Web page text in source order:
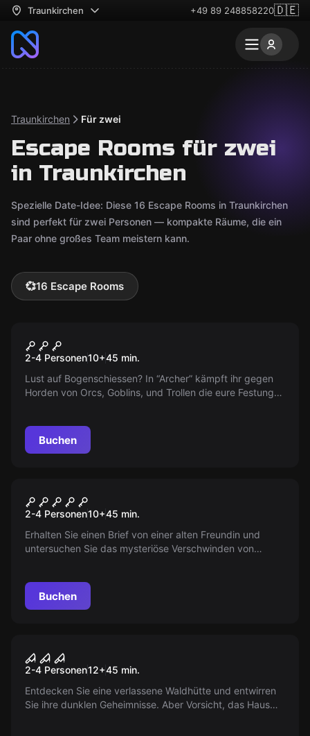
Traunkirchen +49 89 248858220🇩🇪
Traunkirchen Für zwei
Escape Rooms für zwei
in Traunkirchen
Spezielle Date-Idee: Diese 16 Escape Rooms in Traunkirchen
sind perfekt für zwei Personen — kompakte Räume, die ein
Paar ohne großes Team meistern kann.
💞16 Escape Rooms
Archer VR
2-4 Personen10+45 min.
Lust auf Bogenschiessen? In “Archer” kämpft ihr gegen
Horden von Orcs, Goblins, und Trollen die eure Festung
Buchen
Sanctum VR
2-4 Personen10+45 min.
Erhalten Sie einen Brief von einer alten Freundin und
untersuchen Sie das mysteriöse Verschwinden von
der Welt!
Buchen
House of Fear VR
2-4 Personen12+45 min.
Entdecken Sie eine verlassene Waldhütte und entwirren
Sie ihre dunklen Geheimnisse. Aber Vorsicht, das Haus